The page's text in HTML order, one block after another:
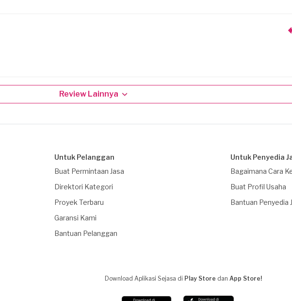
Review Lainnya
Untuk Pelanggan
Buat Permintaan Jasa
Direktori Kategori
Proyek Terbaru
Garansi Kami
Bantuan Pelanggan
Untuk Penyedia
Bagaimana Cara
Buat Profil Usaha
Bantuan Penyedia
Download Aplikasi Sejasa di Play Store dan App Store!